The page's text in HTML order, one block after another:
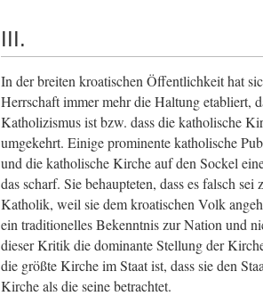
III.
In der breiten kroatischen Öffentlichkeit hat
Herrschaft immer mehr die Haltung etabliert,
Katholizismus ist bzw. dass die katholische
umgekehrt. Einige prominente katholische
und die katholische Kirche auf den Sockel
das scharf. Sie behaupteten, dass es falsch
Katholik, weil sie dem kroatischen Volk
ein traditionelles Bekenntnis zur Nation und
dieser Kritik die dominante Stellung der
die größte Kirche im Staat ist, dass sie den
Kirche als die seine betrachtet.